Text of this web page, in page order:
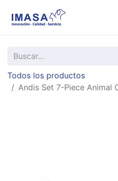
Todos los productos
Andis Set 7-Piece Animal